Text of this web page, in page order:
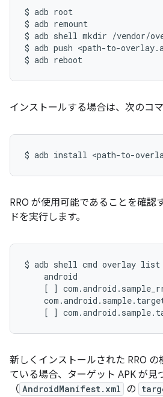
$ adb root
$ adb remount
$ adb shell mkdir /vendor/
$ adb push <path-to-
$ adb reboot
インストールする場合は、次のコ
$ adb install <path-to-
RRO が使用可能であることを確認
ドを実行します。
$ adb shell cmd overlay list
[
]
[
]
新しくインストールされた RRO の
ている場合、ターゲット APK が見
（ AndroidManifest.xml の